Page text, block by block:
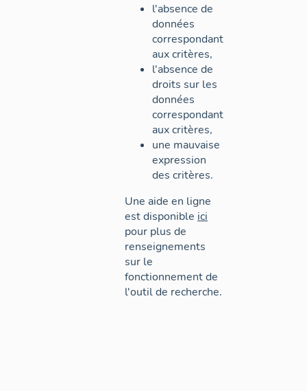
l'absence de
données
correspondant
aux critères,
l'absence de
droits sur les
données
correspondant
aux critères,
une mauvaise
expression
des critères.
Une aide en ligne
est disponible ici
pour plus de
renseignements
sur le
fonctionnement de
l'outil de recherche.